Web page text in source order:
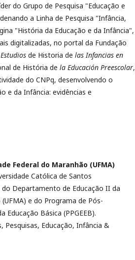
do Grupo de Pesquisa "Educação e
a Linha de Pesquisa "Infância,
"História da Educação e da Infância",
digitalizadas, no portal da Fundação
de Historia de las Infancias en
de História de la Educación Preescolar,
do CNPq, desenvolvendo o
e da Infância: evidências e
Federal do Maranhão (UFMA)
Católica de Santos
Departamento de Educação II da
e do Programa de Pós-
Educação Básica (PPGEEB).
Pesquisas, Educação, Infância &